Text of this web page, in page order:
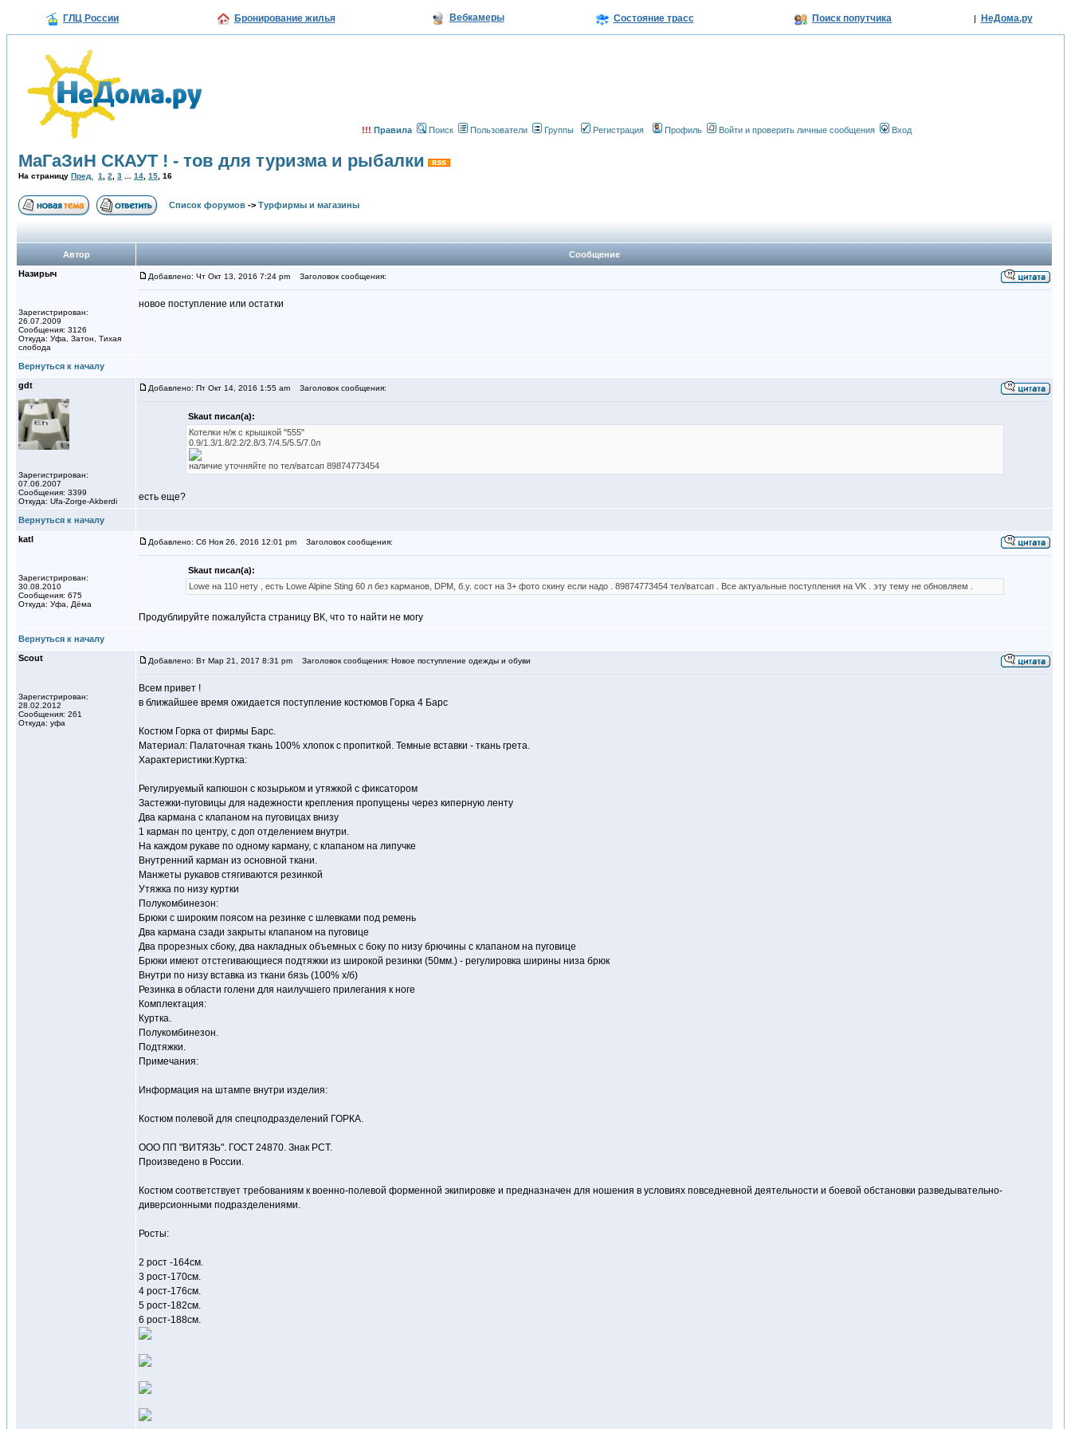
ГЛЦ России Бронирование жилья Вебкамеры Состояние трасс Поиск попутчика | НеДома.ру
!!! Правила Поиск Пользователи Группы Регистрация Профиль Войти и проверить личные сообщения Вход
МаГаЗиН СКАУТ ! - тов для туризма и рыбалки
На страницу Пред. 1 2 3 14 15 16
Список форумов -> Турфирмы и магазины
Автор
Сообщение
Назирыч
Зарегистрирован:
26.07.2009
Сообщения: 3126
Откуда: Уфа, Затон, Тихая
слобода
Добавлено: Чт Окт 13, 2016 7:24 pm Заголовок сообщения:
новое поступление или остатки
Вернуться к началу
gdt
Зарегистрирован:
07.06.2007
Сообщения: 3399
Откуда: Ufa-Zorge-Akberdi
Добавлено: Пт Окт 14, 2016 1:55 am Заголовок сообщения:
Skaut писал(а):
Котелки н/ж с крышкой "555"
0.9/1.3/1.8/2.2/2.8/3.7/4.5/5.5/7.0л
наличие уточняйте по тел/ватсап 89874773454
есть еще?
Вернуться к началу
katl
Зарегистрирован:
30.08.2010
Сообщения: 675
Откуда: Уфа, Дёма
Добавлено: Сб Ноя 26, 2016 12:01 pm Заголовок сообщения:
Skaut писал(а):
Lowe на 110 нету , есть Lowe Alpine Sting 60 л без карманов, DPM, б.у. сост на 3+ фото скину если надо . 89874773454 тел/ватсап . Все актуальные поступления на VK . эту тему не обновляем .
Продублируйте пожалуйста страницу ВК, что то найти не могу
Вернуться к началу
Scout
Зарегистрирован:
28.02.2012
Сообщения: 261
Откуда: уфа
Добавлено: Вт Мар 21, 2017 8:31 pm Заголовок сообщения: Новое поступление одежды и обуви
Всем привет !
в ближайшее время ожидается поступление костюмов Горка 4 Барс
Костюм Горка от фирмы Барс.
Материал: Палаточная ткань 100% хлопок с пропиткой. Темные вставки - ткань грета.
Характеристики:Куртка:
Регулируемый капюшон с козырьком и утяжкой с фиксатором
Застежки-пуговицы для надежности крепления пропущены через киперную ленту
Два кармана с клапаном на пуговицах внизу
1 карман по центру, с доп отделением внутри.
На каждом рукаве по одному карману, с клапаном на липучке
Внутренний карман из основной ткани.
Манжеты рукавов стягиваются резинкой
Утяжка по низу куртки
Полукомбинезон:
Брюки с широким поясом на резинке с шлевками под ремень
Два кармана сзади закрыты клапаном на пуговице
Два прорезных сбоку, два накладных объемных с боку по низу брючины с клапаном на пуговице
Брюки имеют отстегивающиеся подтяжки из широкой резинки (50мм.) - регулировка ширины низа брюк
Внутри по низу вставка из ткани бязь (100% х/б)
Резинка в области голени для наилучшего прилегания к ноге
Комплектация:
Куртка.
Полукомбинезон.
Подтяжки.
Примечания:
Информация на штампе внутри изделия:
Костюм полевой для спецподразделений ГОРКА.
ООО ПП "ВИТЯЗЬ". ГОСТ 24870. Знак РСТ.
Произведено в России.
Костюм соответствует требованиям к военно-полевой форменной экипировке и предназначен для ношения в условиях повседневной деятельности и боевой обстановки разведывательно-
диверсионными подразделениями.
Росты:
2 рост -164см.
3 рост-170см.
4 рост-176см.
5 рост-182см.
6 рост-188см.